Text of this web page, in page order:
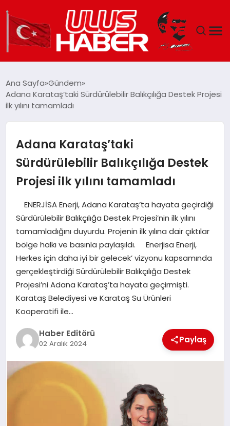
DÜNYA
TEKNOLOJI
EĞITIM
MAGAZIN
SPOR
YAŞAM
Ana Sayfa Gündem
Adana Karataş’taki Sürdürülebilir Balıkçılığa Destek Projesi
ilk yılını tamamladı
Adana Karataş’taki
Sürdürülebilir Balıkçılığa Destek
Projesi ilk yılını tamamladı
ENERJİSA Enerji, Adana Karataş’ta hayata geçirdiği
Sürdürülebilir Balıkçılığa Destek Projesi’nin ilk yılını
tamamladığını duyurdu. Projenin ilk yılına dair çıktılar
bölge halkı ve basınla paylaşıldı. Enerjisa Enerji,
Herkes için daha iyi bir gelecek’ vizyonu kapsamında
gerçekleştirdiği Sürdürülebilir Balıkçılığa Destek
Projesi’ni Adana Karataş’ta hayata geçirmişti.
Karataş Belediyesi ve Karataş Su Ürünleri
Kooperatifi ile…
Haber Editörü
02 Aralık 2024 Paylaş